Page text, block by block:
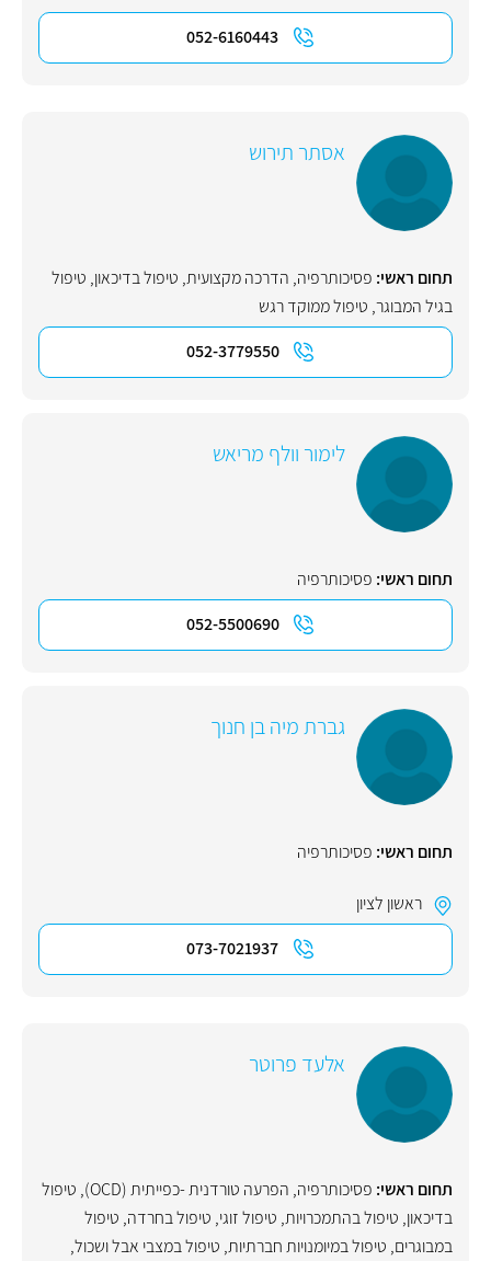
052-6160443
אסתר תירוש
תחום ראשי: פסיכותרפיה, הדרכה מקצועית, טיפול בדיכאון, טיפול
בגיל המבוגר, טיפול ממוקד רגש
052-3779550
לימור וולף מריאש
תחום ראשי: פסיכותרפיה
052-5500690
גברת מיה בן חנוך
תחום ראשי: פסיכותרפיה
ראשון לציון
073-7021937
אלעד פרוטר
תחום ראשי: פסיכותרפיה, הפרעה טורדנית -כפייתית (OCD) , טיפול
בדיכאון, טיפול בהתמכרויות, טיפול זוגי, טיפול בחרדה, טיפול
במבוגרים, טיפול במיומנויות חברתיות, טיפול במצבי אבל ושכול,